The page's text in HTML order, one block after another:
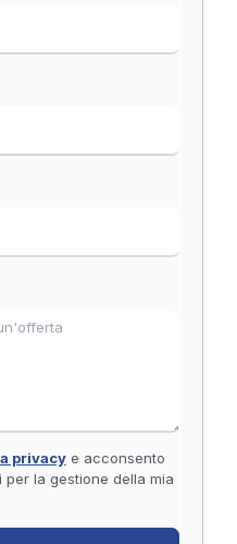
privacye acconsento
per la gestione della mia